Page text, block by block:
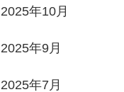
2025年10月
2025年9月
2025年7月